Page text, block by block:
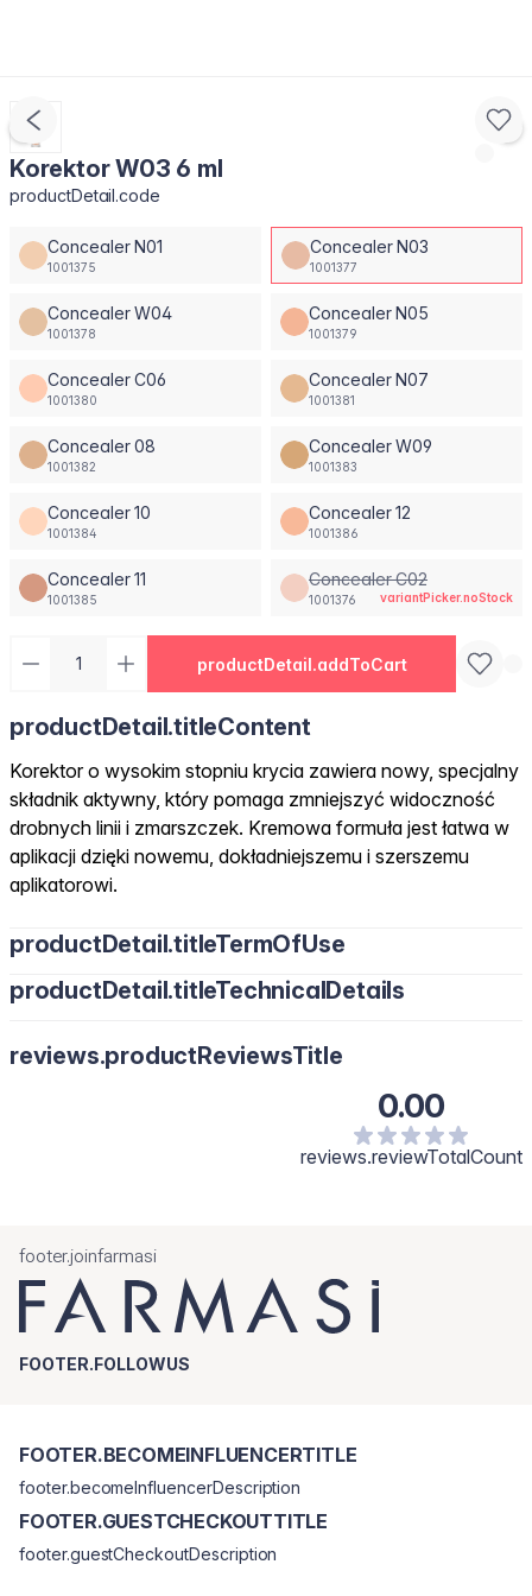
Korektor W03 6 ml
productDetail.code
Concealer N01
1001375
Concealer N03
1001377
Concealer W04
1001378
Concealer N05
1001379
Concealer C06
1001380
Concealer N07
1001381
Concealer 08
1001382
Concealer W09
1001383
Concealer 10
1001384
Concealer 12
1001386
Concealer 11
1001385
Concealer C02
1001376 variantPicker.noStock
productDetail.addToCart
productDetail.titleContent
Korektor o wysokim stopniu krycia zawiera nowy, specjalny
składnik aktywny, który pomaga zmniejszyć widoczność
drobnych linii i zmarszczek. Kremowa formuła jest łatwa w
aplikacji dzięki nowemu, dokładniejszemu i szerszemu
aplikatorowi.
productDetail.titleTermOfUse
productDetail.titleTechnicalDetails
reviews.productReviewsTitle
0.00
reviews.reviewTotalCount
footer.joinfarmasi
FOOTER.FOLLOWUS
FOOTER.BECOMEINFLUENCERTITLE
footer.becomeInfluencerDescription
FOOTER.GUESTCHECKOUTTITLE
footer.guestCheckoutDescription